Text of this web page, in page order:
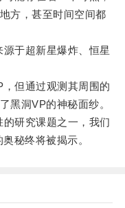
方，甚至时间空间都
于超新星爆炸、恒星
但通过观测其周围的
黑洞VP的神秘面纱。
研究课题之一，我们
秘终将被揭示。